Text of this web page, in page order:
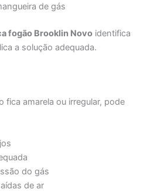
de gás
fogão Brooklin Novo identifica
a solução adequada.
fica amarela ou irregular, pode
do gás
de ar